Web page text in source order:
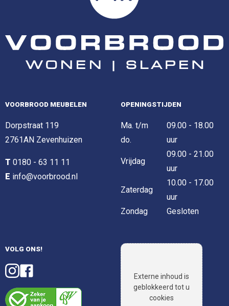
VOORBROOD MEUBELEN
Dorpstraat 119
2761AN Zevenhuizen
T 0180 - 63 11 11
E info@voorbrood.nl
OPENINGSTIJDEN
Ma. t/m
do.
09.00 - 18.00
uur
Vrijdag
09.00 - 21.00
uur
Zaterdag
10.00 - 17.00
uur
Zondag
Gesloten
VOLG ONS!
Externe inhoud is
geblokkeerd tot u
cookies